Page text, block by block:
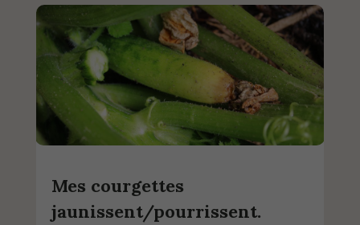
Mes courgettes
jaunissent/pourrissent.